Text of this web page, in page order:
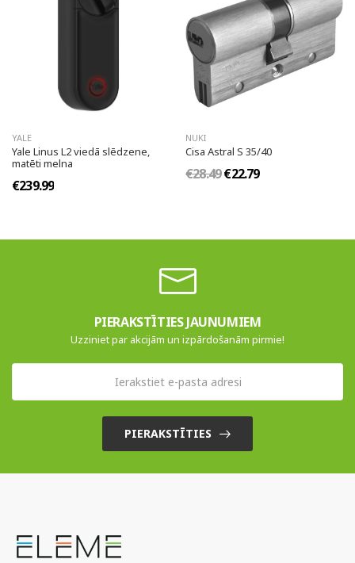
YALE
Yale Linus L2 viedā slēdzene,
matēti melna
€239.99
NUKI
Cisa Astral S 35/40
€28.49€22.79
PIERAKSTĪTIES JAUNUMIEM
Uzziniet par akcijām un izpārdošanām pirmie!
PIERAKSTĪTIES